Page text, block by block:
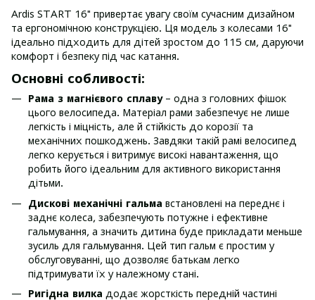
Ardis START 16" привертає увагу своїм сучасним дизайном
та ергономічною конструкцією. Ця модель з колесами 16"
ідеально підходить для дітей зростом до 115 см, даруючи
комфорт і безпеку під час катання.
Основні собливості:
Рама з магнієвого сплаву– одна з головних фішок
цього велосипеда. Матеріал рами забезпечує не лише
легкість і міцність, але й стійкість до корозії та
механічних пошкоджень. Завдяки такій рамі велосипед
легко керується і витримує високі навантаження, що
робить його ідеальним для активного використання
дітьми.
Дискові механічні гальма встановлені на переднє і
заднє колеса, забезпечують потужне і ефективне
гальмування, а значить дитина буде прикладати меньше
зусиль для гальмування. Цей тип гальм є простим у
обслуговуванні, що дозволяє батькам легко
підтримувати їх у належному стані.
Ригідна вилка додає жорсткість передній частині